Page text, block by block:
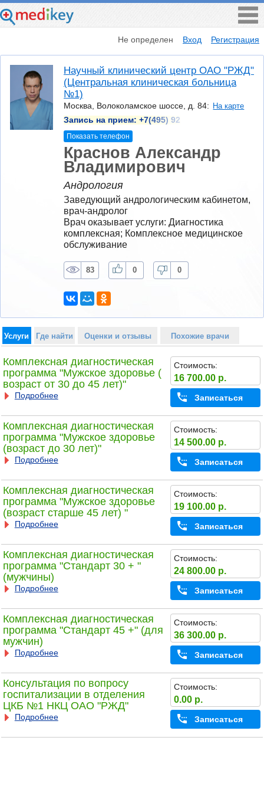
Не определен Вход Регистрация
Научный клинический центр ОАО "РЖД"
(Центральная клиническая больница
№1)
Москва, Волоколамское шоссе, д. 84: На карте
Запись на прием: +7(495) 92
Показать телефон
Краснов Александр
Владимирович
Андрология
Заведующий андрологическим кабинетом,
врач-андролог
Врач оказывает услуги: Диагностика
комплексная; Комплексное медицинское
обслуживание
83 0 0
Услуги Где найти Оценки и отзывы Похожие врачи
Комплексная диагностическая
программа "Мужское здоровье (
возраст от 30 до 45 лет)"
Подробнее
Стоимость:
16 700.00 р.
Записаться
Комплексная диагностическая
программа "Мужское здоровье
(возраст до 30 лет)"
Подробнее
Стоимость:
14 500.00 р.
Записаться
Комплексная диагностическая
программа "Мужское здоровье
(возраст старше 45 лет) "
Подробнее
Стоимость:
19 100.00 р.
Записаться
Комплексная диагностическая
программа "Стандарт 30 + "
(мужчины)
Подробнее
Стоимость:
24 800.00 р.
Записаться
Комплексная диагностическая
программа "Стандарт 45 +" (для
мужчин)
Подробнее
Стоимость:
36 300.00 р.
Записаться
Консультация по вопросу
госпитализации в отделения
ЦКБ №1 НКЦ ОАО "РЖД"
Подробнее
Стоимость:
0.00 р.
Записаться